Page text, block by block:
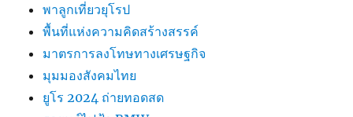
พาลูกเที่ยวยุโรป
พื้นที่แห่งความคิดสร้างสรรค์
มาตรการลงโทษทางเศรษฐกิจ
มุมมองสังคมไทย
ยูโร 2024 ถ่ายทอดสด